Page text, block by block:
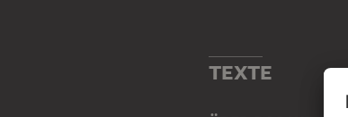
TEXTE